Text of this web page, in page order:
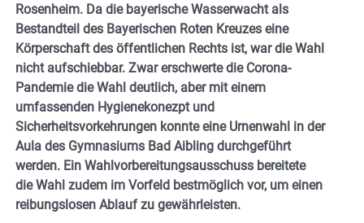
Rosenheim. Da die bayerische Wasserwacht als
Bestandteil des Bayerischen Roten Kreuzes eine
Körperschaft des öffentlichen Rechts ist, war die Wahl
nicht aufschiebbar. Zwar erschwerte die Corona-
Pandemie die Wahl deutlich, aber mit einem
umfassenden Hygienekonezpt und
Sicherheitsvorkehrungen konnte eine Urnenwahl in der
Aula des Gymnasiums Bad Aibling durchgeführt
werden. Ein Wahlvorbereitungsausschuss bereitete
die Wahl zudem im Vorfeld bestmöglich vor, um einen
reibungslosen Ablauf zu gewährleisten.